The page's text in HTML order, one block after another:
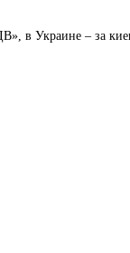
Украине – за